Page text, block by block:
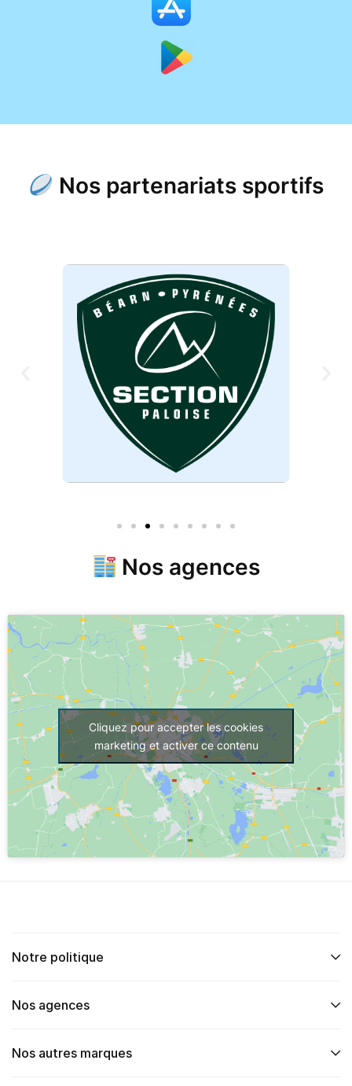
Nos partenariats sportifs
Nos agences
Cliquez pour accepter les cookies
marketing et activer ce contenu
Notre politique
Nos agences
Nos autres marques